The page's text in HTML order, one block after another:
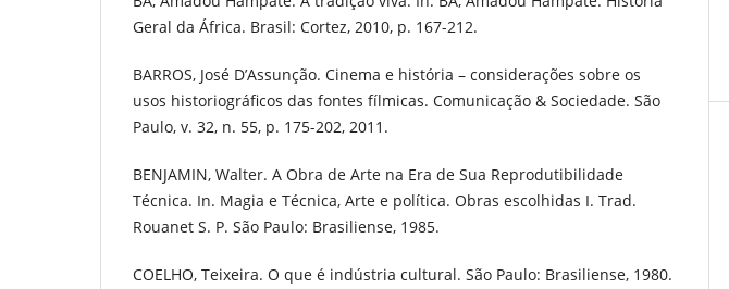
Geral da África. Brasil: Cortez, 2010, p. 167-212.
BARROS, José D’Assunção. Cinema e história – considerações sobre os
usos historiográficos das fontes fílmicas. Comunicação & Sociedade. São
Paulo, v. 32, n. 55, p. 175-202, 2011.
BENJAMIN, Walter. A Obra de Arte na Era de Sua Reprodutibilidade
Técnica. In. Magia e Técnica, Arte e política. Obras escolhidas I. Trad.
Rouanet S. P. São Paulo: Brasiliense, 1985.
COELHO, Teixeira. O que é indústria cultural. São Paulo: Brasiliense, 1980.